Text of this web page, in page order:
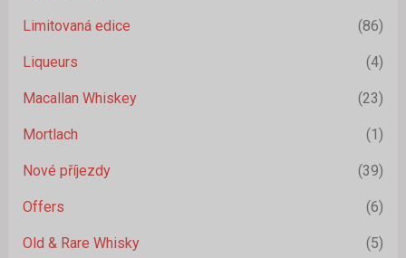
Limitovaná edice (86)
Liqueurs (4)
Macallan Whiskey (23)
Mortlach (1)
Nové příjezdy (39)
Offers (6)
Old & Rare Whisky (5)